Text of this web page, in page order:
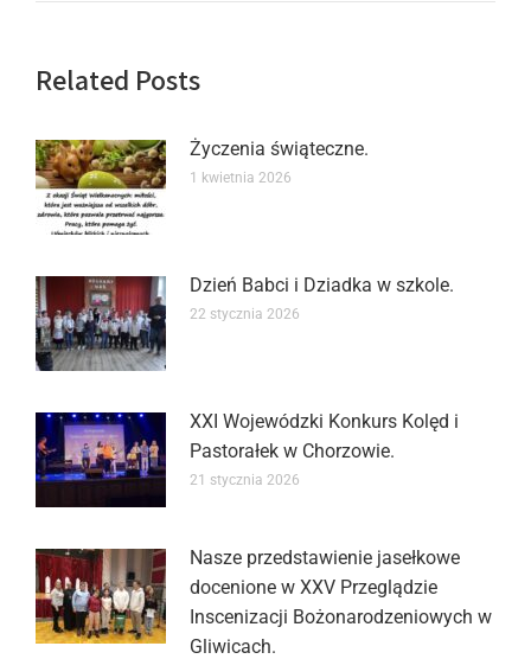
Related Posts
Życzenia świąteczne.
1 kwietnia 2026
Dzień Babci i Dziadka w szkole.
22 stycznia 2026
XXI Wojewódzki Konkurs Kolęd i
Pastorałek w Chorzowie.
21 stycznia 2026
Nasze przedstawienie jasełkowe
docenione w XXV Przeglądzie
Inscenizacji Bożonarodzeniowych w
Gliwicach.